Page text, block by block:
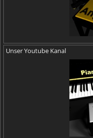
Unser Youtube Kanal